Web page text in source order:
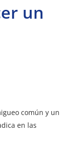
un
común y un
en las